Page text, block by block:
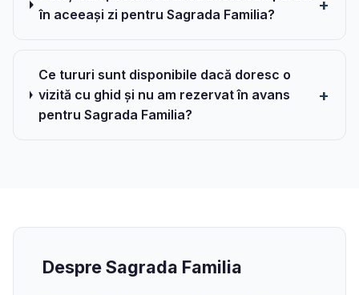
în aceeași zi pentru Sagrada Familia?
Ce tururi sunt disponibile dacă doresc o
vizită cu ghid și nu am rezervat în avans
pentru Sagrada Familia?
Despre Sagrada Familia